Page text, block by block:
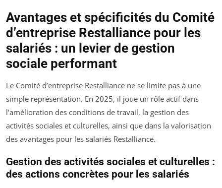
Avantages et spécificités du Comité
d’entreprise Restalliance pour les
salariés : un levier de gestion
sociale performant
Le Comité d’entreprise Restalliance ne se limite pas à une
simple représentation. En 2025, il joue un rôle actif dans
l’amélioration des conditions de travail, la gestion des
activités sociales et culturelles, ainsi que dans la valorisation
des avantages pour les salariés Restalliance.
Gestion des activités sociales et culturelles :
des actions concrètes pour les salariés